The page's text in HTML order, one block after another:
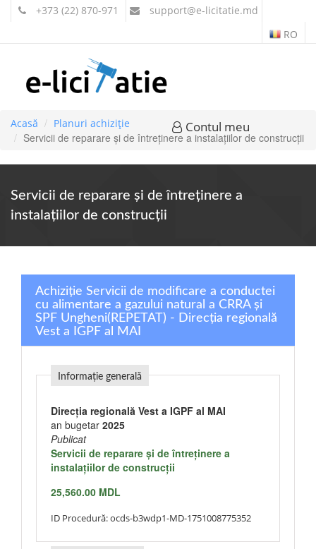
+373 (22) 870-971 support@e-licitatie.md
RO
Contul meu
Acasă Planuri achiziție
Servicii de reparare şi de întreţinere a instalaţiilor de construcţii
Servicii de reparare şi de întreţinere a
instalaţiilor de construcţii
Achiziție Servicii de modificare a conductei
cu alimentare a gazului natural a CRRA şi
SPF Ungheni(REPETAT) - Direcția regională
Vest a IGPF al MAI
Informație generală
Direcția regională Vest a IGPF al MAI
an bugetar 2025
Publicat
Servicii de reparare şi de întreţinere a
instalaţiilor de construcţii
25,560.00 MDL
ID Procedură:ocds-b3wdp1-MD-1751008775352